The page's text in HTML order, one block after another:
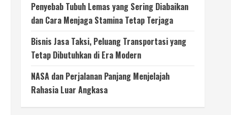
Penyebab Tubuh Lemas yang Sering Diabaikan
dan Cara Menjaga Stamina Tetap Terjaga
Bisnis Jasa Taksi, Peluang Transportasi yang
Tetap Dibutuhkan di Era Modern
NASA dan Perjalanan Panjang Menjelajah
Rahasia Luar Angkasa